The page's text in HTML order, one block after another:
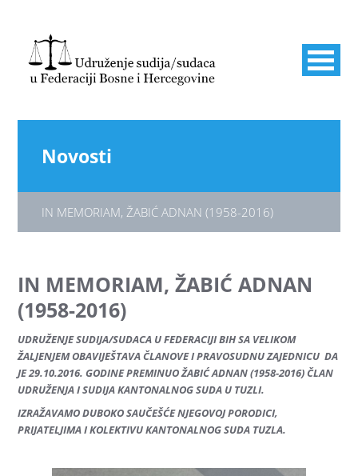
Novosti
IN MEMORIAM, ŽABIĆ ADNAN (1958-2016)
IN MEMORIAM, ŽABIĆ ADNAN
(1958-2016)
UDRUŽENJE SUDIJA/SUDACA U FEDERACIJI BIH SA VELIKOM
ŽALJENJEM OBAVIJEŠTAVA ČLANOVE I PRAVOSUDNU ZAJEDNICU DA
JE 29.10.2016. GODINE PREMINUO ŽABIĆ ADNAN (1958-2016) ČLAN
UDRUŽENJA I SUDIJA KANTONALNOG SUDA U TUZLI.
IZRAŽAVAMO DUBOKO SAUČEŠĆE NJEGOVOJ PORODICI,
PRIJATELJIMA I KOLEKTIVU KANTONALNOG SUDA TUZLA.